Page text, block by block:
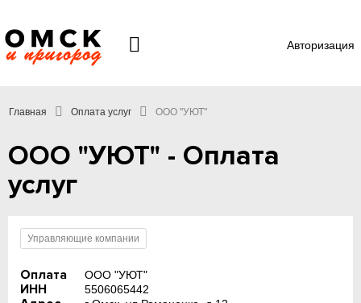
Авторизация
Главная Оплата услуг ООО "УЮТ"
ООО "УЮТ" - Оплата
услуг
Управляющие компании
Оплата ООО "УЮТ"
ИНН 5506065442